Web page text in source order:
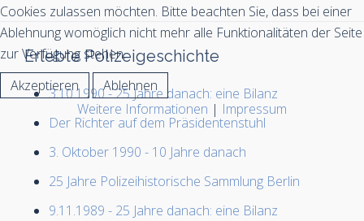
Erlebte Polizeigeschichte
3.10.1990 - 25 Jahre danach: eine Bilanz
Der Richter auf dem Präsidentenstuhl
3. Oktober 1990 - 10 Jahre danach
25 Jahre Polizeihistorische Sammlung Berlin
9.11.1989 - 25 Jahre danach: eine Bilanz
Cookies zulassen möchten. Bitte beachten Sie, dass bei einer
Ablehnung womöglich nicht mehr alle Funktionalitäten der Seite
zur Verfügung stehen.
Akzeptieren
Ablehnen
Weitere Informationen | Impressum